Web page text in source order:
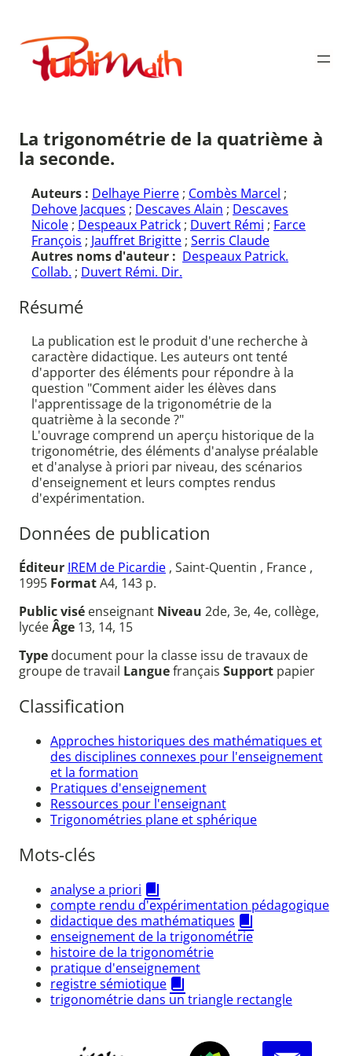
contenu
Publimath
La trigonométrie de la quatrième à
la seconde.
Auteurs : Delhaye Pierre ; Combès Marcel ;
Dehove Jacques ; Descaves Alain ; Descaves
Nicole ; Despeaux Patrick ; Duvert Rémi ; Farce
François ; Jauffret Brigitte ; Serris Claude
Autres noms d'auteur : Despeaux Patrick.
Collab. ; Duvert Rémi. Dir.
Résumé
La publication est le produit d'une recherche à
caractère didactique. Les auteurs ont tenté
d'apporter des éléments pour répondre à la
question "Comment aider les élèves dans
l'apprentissage de la trigonométrie de la
quatrième à la seconde ?"
L'ouvrage comprend un aperçu historique de la
trigonométrie, des éléments d'analyse préalable
et d'analyse à priori par niveau, des scénarios
d'enseignement et leurs comptes rendus
d'expérimentation.
Données de publication
Éditeur IREM de Picardie , Saint-Quentin , France ,
1995 FormatA4, 143 p.
Public visé enseignant Niveau 2de, 3e, 4e, collège,
lycéeÂge 13, 14, 15
Type document pour la classe issu de travaux de
groupe de travail Languefrançais Support papier
Classification
Approches historiques des mathématiques et
des disciplines connexes pour l'enseignement
et la formation
Pratiques d'enseignement
Ressources pour l'enseignant
Trigonométries plane et sphérique
Mots-clés
analyse a priori
compte rendu d'expérimentation pédagogique
didactique des mathématiques
enseignement de la trigonométrie
histoire de la trigonométrie
pratique d'enseignement
registre sémiotique
trigonométrie dans un triangle rectangle